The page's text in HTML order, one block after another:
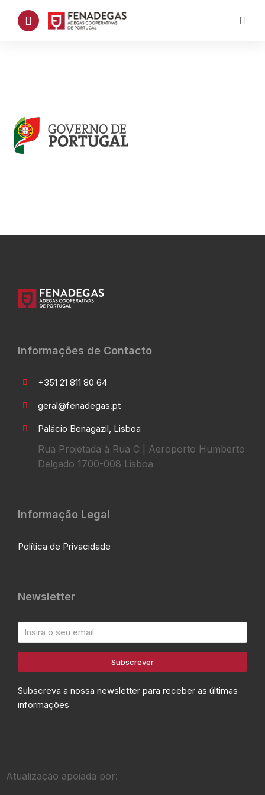
Informações de Contacto
+351 21 811 80 64
geral@fenadegas.pt
Palácio Benagazil, Lisboa
Rua Projetada à Rua C | Aeroporto Humberto
Delgado 1700-008 Lisboa
Informação Legal
Política de Privacidade
Newsletter
Subscrever
Subscreva a nossa newsletter para receber as últimas
informações
Atualização apoiada por: